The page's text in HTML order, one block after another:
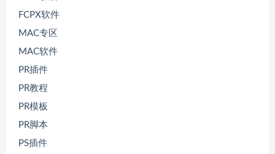
FCPX软件
MAC专区
MAC软件
PR插件
PR教程
PR模板
PR脚本
PS插件